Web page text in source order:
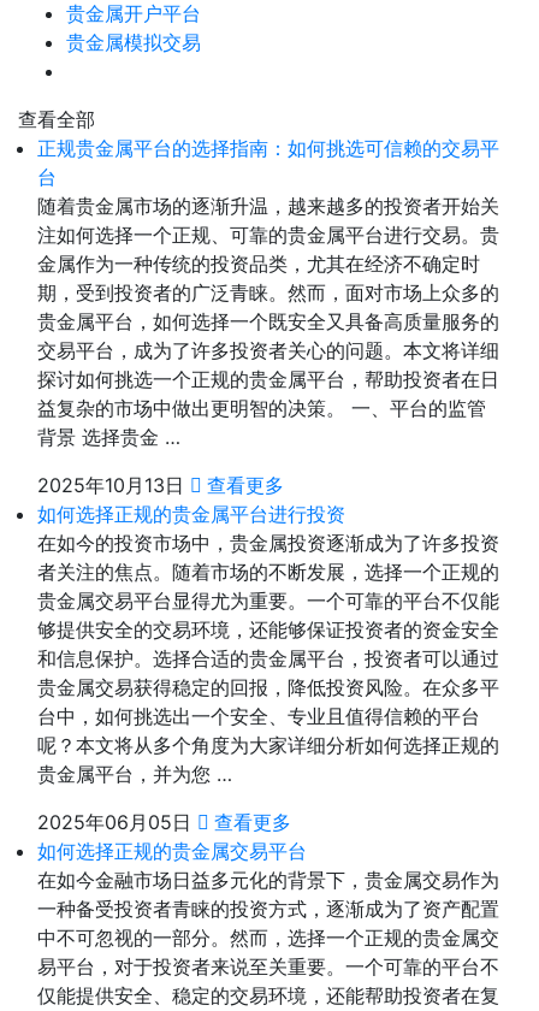
贵金属开户平台
贵金属模拟交易
查看全部
正规贵金属平台的选择指南：如何挑选可信赖的交易平
台
随着贵金属市场的逐渐升温，越来越多的投资者开始关
注如何选择一个正规、可靠的贵金属平台进行交易。贵
金属作为一种传统的投资品类，尤其在经济不确定时
期，受到投资者的广泛青睐。然而，面对市场上众多的
贵金属平台，如何选择一个既安全又具备高质量服务的
交易平台，成为了许多投资者关心的问题。本文将详细
探讨如何挑选一个正规的贵金属平台，帮助投资者在日
益复杂的市场中做出更明智的决策。 一、平台的监管
背景 选择贵金 …
2025年10月13日
查看更多
如何选择正规的贵金属平台进行投资
在如今的投资市场中，贵金属投资逐渐成为了许多投资
者关注的焦点。随着市场的不断发展，选择一个正规的
贵金属交易平台显得尤为重要。一个可靠的平台不仅能
够提供安全的交易环境，还能够保证投资者的资金安全
和信息保护。选择合适的贵金属平台，投资者可以通过
贵金属交易获得稳定的回报，降低投资风险。在众多平
台中，如何挑选出一个安全、专业且值得信赖的平台
呢？本文将从多个角度为大家详细分析如何选择正规的
贵金属平台，并为您 …
2025年06月05日
查看更多
如何选择正规的贵金属交易平台
在如今金融市场日益多元化的背景下，贵金属交易作为
一种备受投资者青睐的投资方式，逐渐成为了资产配置
中不可忽视的一部分。然而，选择一个正规的贵金属交
易平台，对于投资者来说至关重要。一个可靠的平台不
仅能提供安全、稳定的交易环境，还能帮助投资者在复